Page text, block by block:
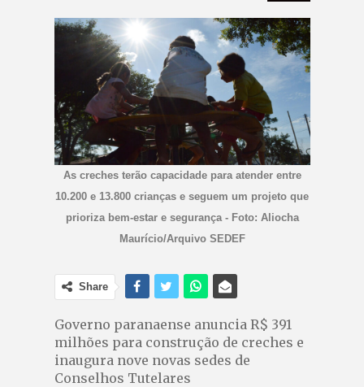
As creches terão capacidade para atender entre
10.200 e 13.800 crianças e seguem um projeto que
prioriza bem-estar e segurança - Foto: Aliocha
Maurício/Arquivo SEDEF
Share
Governo paranaense anuncia R$ 391
milhões para construção de creches e
inaugura nove novas sedes de
Conselhos Tutelares